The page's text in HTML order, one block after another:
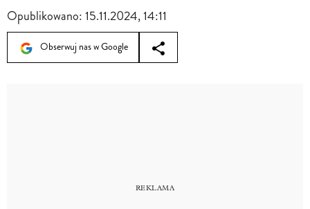
Opublikowano:15.11.2024, 14:11
Obserwuj nas w Google